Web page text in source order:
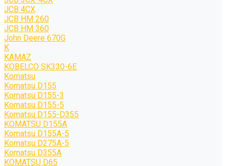
JCB 4CX
JCB HM 260
JCB HM 360
John Deere 670G
K
KAMAZ
KOBELCO SK330-6E
Komatsu
Komatsu D155
Komatsu D155-3
Komatsu D155-5
Komatsu D155-D355
KOMATSU D155A
Komatsu D155A-5
Komatsu D275A-5
Komatsu D355A
KOMATSU D65